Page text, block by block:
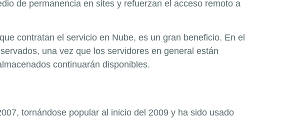
de permanencia en sites y refuerzan el acceso remoto a
contratan el servicio en Nube, es un gran beneficio. En el
una vez que los servidores en general están
continuarán disponibles.
tornándose popular al inicio del 2009 y ha sido usado